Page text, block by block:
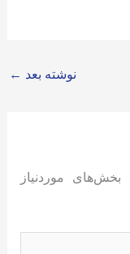
نوشته بعد ←
بخش‌های موردنیاز